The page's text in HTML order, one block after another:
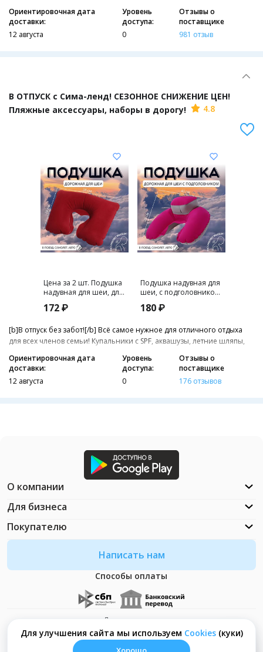
Для улучшения сайта мы используем Сookies(куки)
Ориентировочная дата
доставки:
12 августа
Уровень
доступа:
0
Отзывы о
поставщике
981 отзыв
В ОТПУСК с Сима-ленд! СЕЗОННОЕ СНИЖЕНИЕ ЦЕН!
Пляжные аксессуары, наборы в дорогу!
4.8
Цена за 2 шт. Подушка
надувная для шеи, для
бордовая
172 ₽
Подушка надувная для
шеи, с подголовником,
180 ₽
[b]В отпуск без забот![/b] Всё самое нужное для отличного отдыха
для всех членов семьи! Купальники с SPF, аквашузы, летние шляпы,
Ориентировочная дата
доставки:
12 августа
Уровень
доступа:
0
Отзывы о
поставщике
176 отзывов
Написать нам
Способы оплаты
О компании
Для бизнеса
Покупателю
Документация
Что такое Cookies?